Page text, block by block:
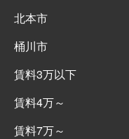
北本市
桶川市
賃料3万以下
賃料4万～
賃料7万～